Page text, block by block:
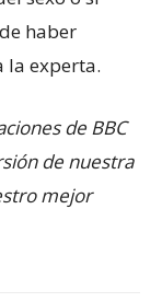
haber
la experta.
de BBC
de nuestra
mejor